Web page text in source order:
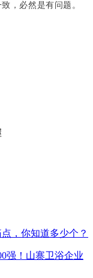
，必然是有问题。
，你知道多少个？
强！山寨卫浴企业